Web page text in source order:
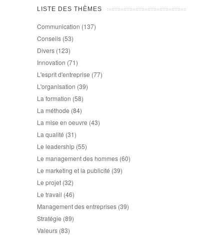
LISTE DES THÈMES
Communication (137)
Conseils (53)
Divers (123)
Innovation (71)
L'esprit d'entreprise (77)
L'organisation (39)
La formation (58)
La méthode (84)
La mise en oeuvre (43)
La qualité (31)
Le leadership (55)
Le management des hommes (60)
Le marketing et la publicité (39)
Le projet (32)
Le travail (46)
Management des entreprises (39)
Stratégie (89)
Valeurs (83)